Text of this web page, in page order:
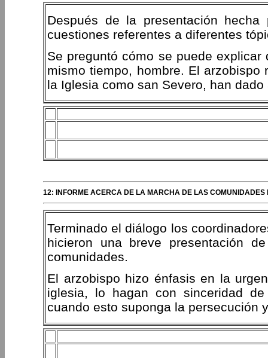
Después de la presentación
cuestiones referentes a diferentes
Se preguntó cómo se puede
mismo tiempo, hombre. El
la Iglesia como san Severo, han
12: INFORME ACERCA DE LA MARCHA DE LAS
Terminado el diálogo los
hicieron una breve presentación
comunidades.
El arzobispo hizo énfasis en la
iglesia, lo hagan con sinceridad
cuando esto suponga la persecución